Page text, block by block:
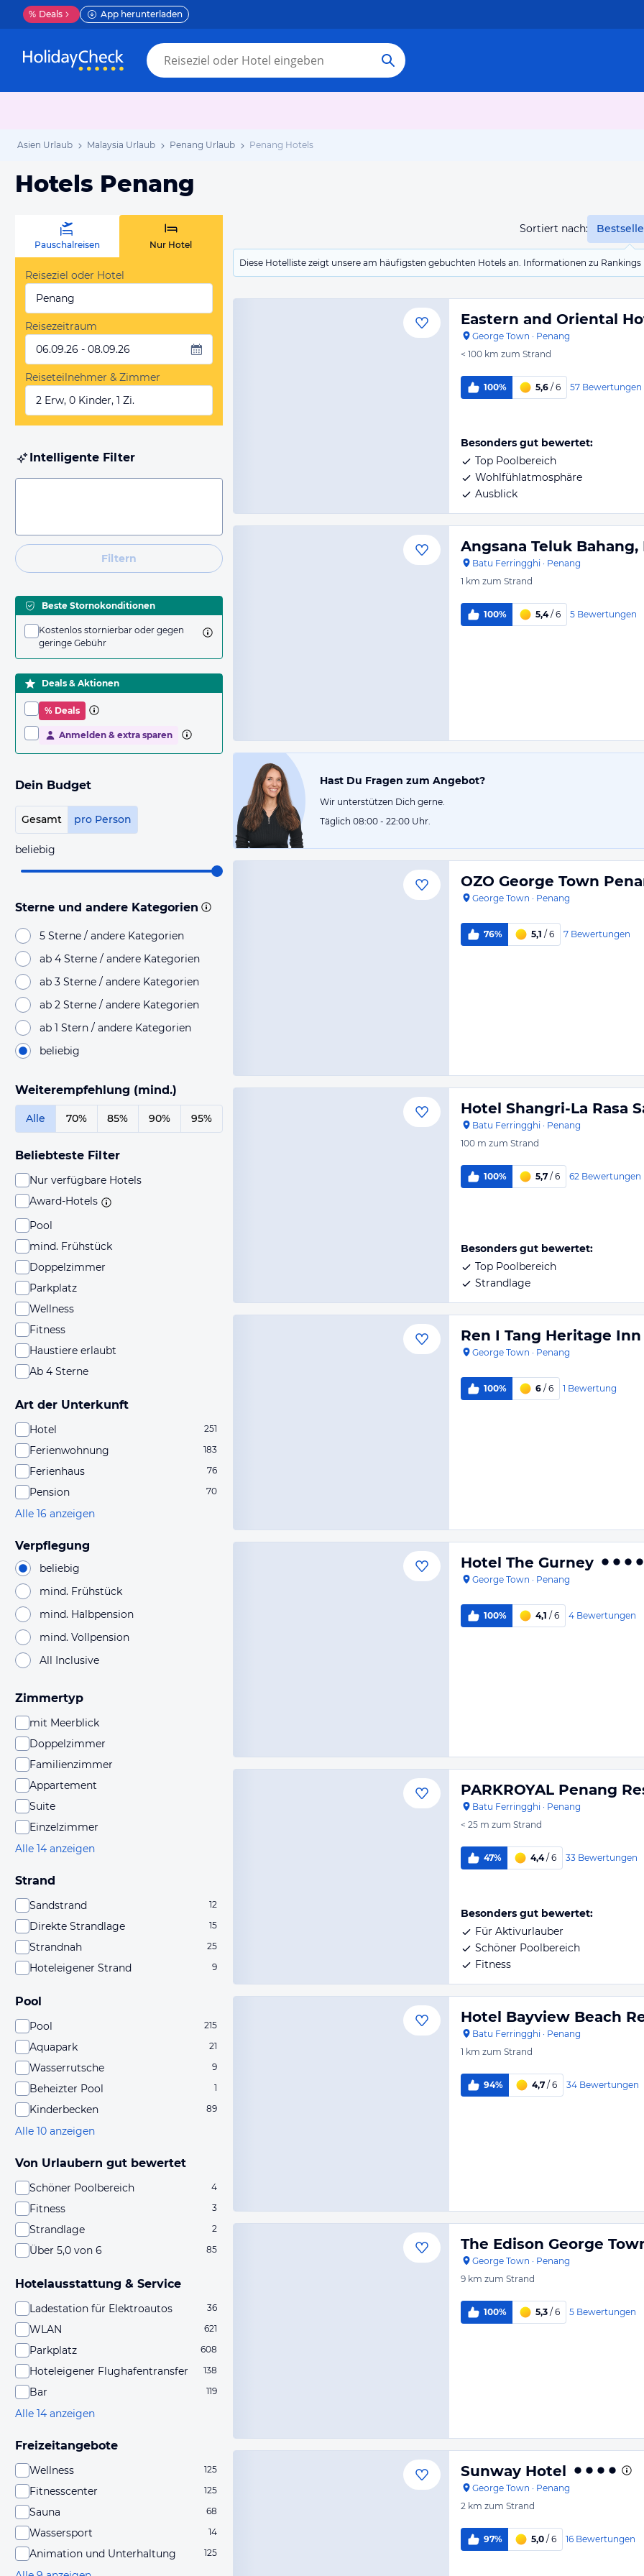
% Deals App herunterladen
Asien Urlaub Malaysia Urlaub Penang Urlaub Penang Hotels
Hotels Penang
Sortiert nach:
Diese Hotelliste zeigt unsere am häufigsten gebuchten Hotels an. Informationen zu
Pauschalreisen Nur Hotel
Reiseziel oder Hotel
Penang
Reisezeitraum
06.09.26 - 08.09.26
Reiseteilnehmer & Zimmer
2 Erw, 0 Kinder, 1 Zi.
Intelligente Filter
Filtern
Beste Stornokonditionen
Kostenlos stornierbar oder gegen
geringe Gebühr
Deals & Aktionen
% Deals
Anmelden & extra sparen
Dein Budget
Gesamt pro Person
beliebig
Sterne und andere Kategorien
5 Sterne / andere Kategorien
ab 4 Sterne / andere Kategorien
ab 3 Sterne / andere Kategorien
ab 2 Sterne / andere Kategorien
ab 1 Stern / andere Kategorien
beliebig
Weiterempfehlung (mind.)
Alle 70% 85% 90% 95%
Beliebteste Filter
Nur verfügbare Hotels
Award-Hotels
Pool
mind. Frühstück
Doppelzimmer
Parkplatz
Wellness
Fitness
Haustiere erlaubt
Ab 4 Sterne
Art der Unterkunft
Hotel 251
Ferienwohnung 183
Ferienhaus 76
Pension 70
Alle 16 anzeigen
Verpflegung
beliebig
mind. Frühstück
mind. Halbpension
mind. Vollpension
All Inclusive
Zimmertyp
mit Meerblick
Doppelzimmer
Familienzimmer
Appartement
Suite
Einzelzimmer
Alle 14 anzeigen
Strand
Sandstrand 12
Direkte Strandlage 15
Strandnah 25
Hoteleigener Strand 9
Pool
Pool 215
Aquapark 21
Wasserrutsche 9
Beheizter Pool 1
Kinderbecken 89
Alle 10 anzeigen
Von Urlaubern gut bewertet
Schöner Poolbereich 4
Fitness 3
Strandlage 2
Über 5,0 von 6 85
Hotelausstattung & Service
Ladestation für Elektroautos 36
WLAN 621
Parkplatz 608
Hoteleigener Flughafentransfer 138
Bar 119
Alle 14 anzeigen
Freizeitangebote
Wellness 125
Fitnesscenter 125
Sauna 68
Wassersport 14
Animation und Unterhaltung 125
Eastern and Oriental
George Town · Penang
< 100 km zum Strand
100% 5,6 / 6 57 Bewertungen
Besonders gut bewertet:
Top Poolbereich
Wohlfühlatmosphäre
Ausblick
Angsana Teluk Bahang,
Batu Ferringghi · Penang
1 km zum Strand
100% 5,4/ 6 5 Bewertungen
Hast Du Fragen zum Angebot?
Wir unterstützen Dich gerne.
Täglich 08:00 - 22:00 Uhr.
OZO George Town
George Town · Penang
76% 5,1 / 6 7 Bewertungen
Hotel Shangri-La Rasa
Batu Ferringghi · Penang
100 m zum Strand
100% 5,7 / 6 62 Bewertungen
Besonders gut bewertet:
Top Poolbereich
Strandlage
Ren I Tang Heritage Inn
George Town · Penang
100% 6 / 6 1 Bewertung
Hotel The Gurney
George Town · Penang
100% 4,1 / 6 4 Bewertungen
PARKROYAL Penang
Batu Ferringghi · Penang
< 25 m zum Strand
47% 4,4/ 6 33 Bewertungen
Besonders gut bewertet:
Für Aktivurlauber
Schöner Poolbereich
Fitness
Hotel Bayview Beach
Batu Ferringghi · Penang
1 km zum Strand
94% 4,7 / 6 34 Bewertungen
The Edison George
George Town · Penang
9 km zum Strand
100% 5,3 / 6 5 Bewertungen
Sunway Hotel
George Town · Penang
2 km zum Strand
97% 5,0 / 6 16 Bewertungen